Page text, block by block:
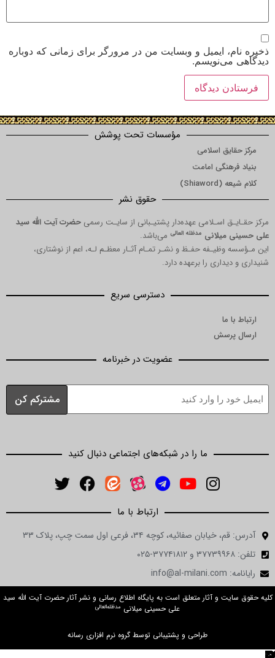
ایمیل و وبسایت من در مرورگر برای زمانی که دوباره
مؤسسات تحت پوشش
اسلامی
امامت
حقوق نشر
اسـلامی عهده‌دار پشتیـبانی از سایـت رسمی حضرت آیت الله سید
مدظله العالیمی‌باشد.
حفـظ و نشـر تمـام آثـار معظـم لـه، اعم از نوشتاری،
را برعهده دارد.
دسترسی سریع
عضویت در خبرنامه
ما را در شبکه‌های اجتماعی دنبال کنید
ارتباط با ما
صفائیه، کوچه ۳۴، فرعی اول سمت چپ، پلاک ۳۳
و آثار متعلق است به پایگاه اطلاع رسانی و نشر آثار حضرت آیت الله سید
علی حسینی میلانی مدظله‌العالی
طراحی و پشتیبانی توسط گروه نرم افزاری رسانه